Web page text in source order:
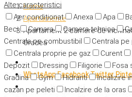
Alte caracteristici
Aer condiționat
Anexa Apa
Beci
Camara Camera tehnica
Centrala pe combustibil
Centrala pe
Centrala proprie pe gaz
Curent
Depozit
Dressing Filigorie Fosa
Gradina
Gym Hidranti Incalizire
cazan pe peleti
Incalzire de la oras
Home
Apartamente
Apartament 2 camere de
Oradea
WhatsAppFacebookTwitter